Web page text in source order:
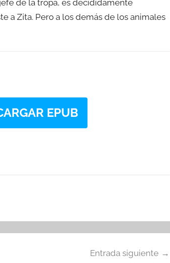
de la tropa, es decididamente
a Zita. Pero a los demás de los animales
EPUB
Entrada siguiente